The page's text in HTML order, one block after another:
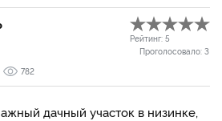
Рейтинг: 5
Проголосовало: 3
782
дачный участок в низинке,